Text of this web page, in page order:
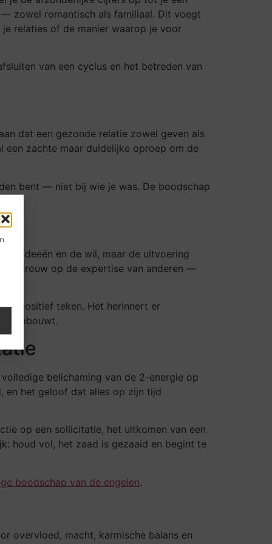
zowel romantisch als familiaal. Dit voegt
relaties of de manier waarop je voor
van een cyclus en het betreden van
dat een gezonde relatie zowel geven als
zachte maar duidelijke oproep om de
bent — niet bij wie je was. De boodschap
de ideeën en de wil, maar de uitvoering
vertrouw op de expertise van anderen —
positief teken. Het herinnert er
je opbouwt.
belichaming van de 2-energie op
en het geloof dat alles op zijn tijd
op een sollicitatie, het uitkomen van een
houd vol, het zaad is gezaaid en begint te
boodschap van de engelen.
overvloed, macht, karmische balans en